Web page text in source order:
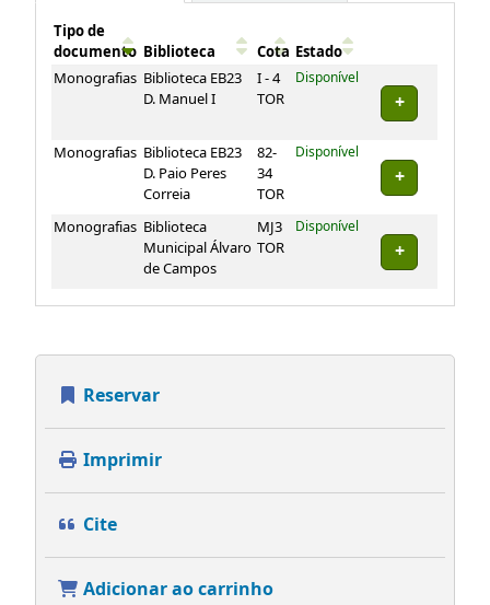
Exemplares
Tipo de
documento Biblioteca Cota Estado
Monografias Biblioteca EB23
D. Manuel I
I - 4
TOR
Disponível
Monografias Biblioteca EB23
D. Paio Peres
Correia
82-
34
TOR
Disponível
Monografias Biblioteca
Municipal Álvaro
de Campos
MJ3
TOR
Disponível
Reservar
Imprimir
Cite
Adicionar ao carrinho